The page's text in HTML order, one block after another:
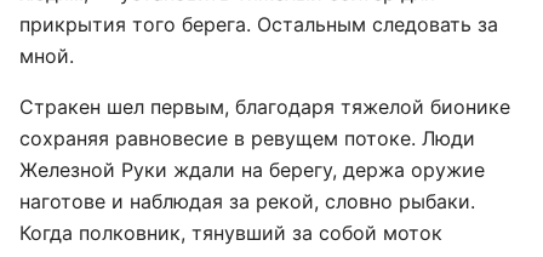
прикрытия того берега. Остальным следовать за
мной.
Стракен шел первым, благодаря тяжелой бионике
сохраняя равновесие в ревущем потоке. Люди
Железной Руки ждали на берегу, держа оружие
наготове и наблюдая за рекой, словно рыбаки.
Когда полковник, тянувший за собой моток